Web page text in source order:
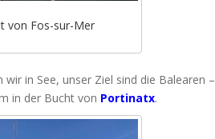
von Fos-sur-Mer
wir in See, unser Ziel sind die Balearen –
in der Bucht von Portinatx.